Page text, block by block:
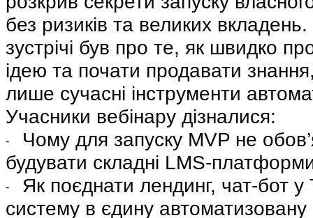
без ризиків та великих
зустрічі був про те, як швидко
ідею та почати продавати
лише сучасні інструменти
Учасники вебінару дізналися:
-
Чому для запуску MVP не
будувати складні LMS-
-
Як поєднати лендинг, чат-бот у
систему в єдину автоматизовану